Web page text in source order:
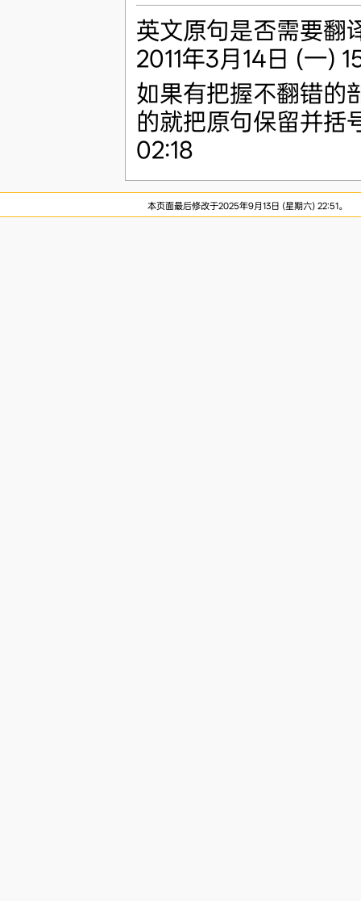
英文原句是否需要翻
2011年3月14日 (一)
如果有把握不翻错的
的就把原句保留并
02:18
本页面最后修改于2025年9月13日 (星期六) 22:51。